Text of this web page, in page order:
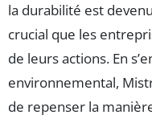
la durabilité est
crucial que les
de leurs actions. En
environnemental,
de repenser la